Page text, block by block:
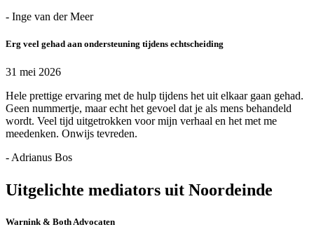
- Inge van der Meer
Erg veel gehad aan ondersteuning tijdens echtscheiding
31 mei 2026
Hele prettige ervaring met de hulp tijdens het uit elkaar gaan gehad.
Geen nummertje, maar echt het gevoel dat je als mens behandeld
wordt. Veel tijd uitgetrokken voor mijn verhaal en het met me
meedenken. Onwijs tevreden.
- Adrianus Bos
Uitgelichte mediators uit Noordeinde
Warnink & Both Advocaten